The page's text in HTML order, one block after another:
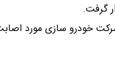
گرفت.
خودرو سازی ‌مورد